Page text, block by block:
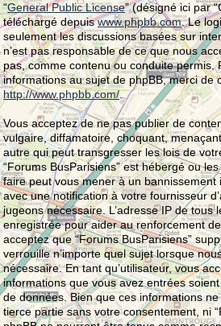
“General Public License” (désigné ici par
téléchargé depuiswww.phpbb.com. Le
seulement les discussions basées sur
n’est pas responsable de ce que nous
pas, comme contenu ou conduite permis.
informations au sujet de phpBB, merci de
http://www.phpbb.com/.
Vous acceptez de ne pas publier de
vulgaire, diffamatoire, choquant,
autre qui peut transgresser les lois de
“Forums BusParisiens” est hébergé ou
faire peut vous mener à un bannissement
avec une notification à votre fournisseur
jugeons nécessaire. L’adresse IP de tous
enregistrée pour aider au renforcement
acceptez que “Forums BusParisiens”
verrouille n’importe quel sujet lorsque
nécessaire. En tant qu’utilisateur, vous
informations que vous avez entrées
de données. Bien que ces informations
tierce partie sans votre consentement, ni